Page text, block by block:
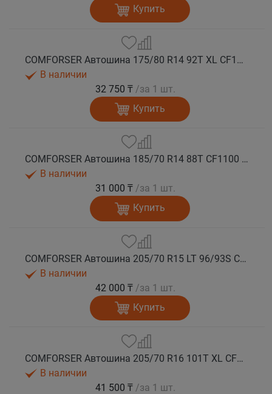
Купить
COMFORSER Автошина 175/80 R14 92T XL CF1100 RWL лето
В наличии
32 750 ₸ /за 1 шт.
Купить
COMFORSER Автошина 185/70 R14 88T CF1100 OWL лето
В наличии
31 000 ₸ /за 1 шт.
Купить
COMFORSER Автошина 205/70 R15 LT 96/93S CF1100 6PR RWL лето
В наличии
42 000 ₸ /за 1 шт.
Купить
COMFORSER Автошина 205/70 R16 101T XL CF1100 RWL лето
В наличии
41 500 ₸ /за 1 шт.